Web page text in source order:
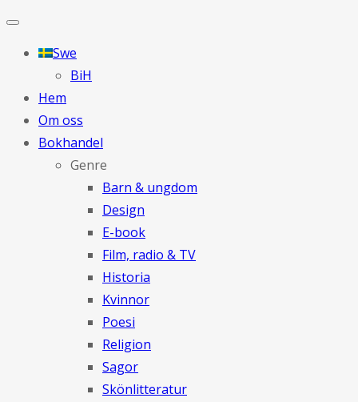
Swe
BiH
Hem
Om oss
Bokhandel
Genre
Barn & ungdom
Design
E-book
Film, radio & TV
Historia
Kvinnor
Poesi
Religion
Sagor
Skönlitteratur